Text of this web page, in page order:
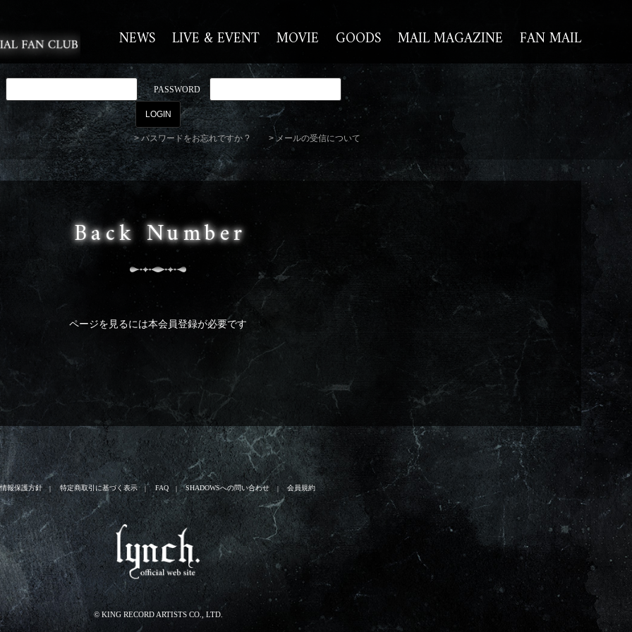
NEWS LIVE & EVENT MOVIE GOODS MAIL MAGAZINE FAN MAIL
PASSWORD
パスワードをお忘れですか ? メールの受信について
Back Number
ページを見るには本会員登録が必要です
報保護方針 特定商取引に基づく表示 FAQ SHADOWSへの問い合わせ 会員規約
© KING RECORD ARTISTS CO., LTD.